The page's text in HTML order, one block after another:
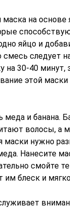
на основе
яйцо и
следует
на 30-40 минут,
этой
и банана.
волосы, а
нужно
Нанесите
смойте
им блеск и